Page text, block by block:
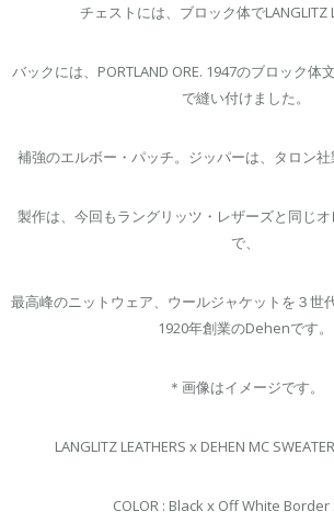
チェストには、ブロック体でLANGLITZ
バックには、PORTLAND ORE. 1947のブロック体
で縫い付けました。
補強のエルボー・パッチ。ジッパーは、タロン社
製作は、今回もラングリッツ・レザーズと同じ
で、
最高峰のニットウェア、ウールジャケットを３世
1920年創業のDehenです。
＊画像はイメージです。
LANGLITZ LEATHERS x DEHEN MC
COLOR : Black x Off White